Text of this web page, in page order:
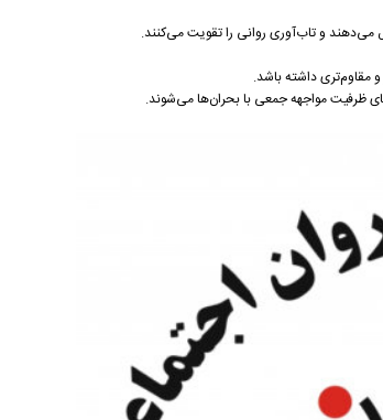
می‌دهند و تاب‌آوری روانی را تقویت می‌کنند.
مقاوم‌تری داشته باشد.
ظرفیت مواجهه جمعی با بحران‌ها می‌شوند.